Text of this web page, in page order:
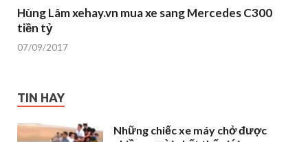
Hùng Lâm xehay.vn mua xe sang Mercedes C300
tiền tỷ
07/09/2017
TIN HAY
Những chiếc xe máy chở được